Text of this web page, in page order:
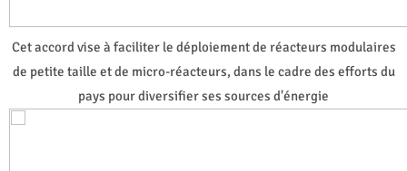
Cet accord vise à faciliter le déploiement de réacteurs modulaires
de petite taille et de micro-réacteurs, dans le cadre des efforts du
pays pour diversifier ses sources d'énergie